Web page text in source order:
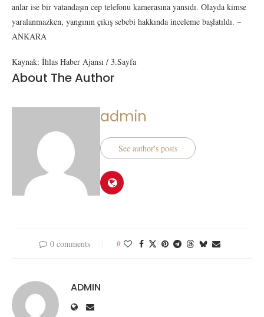
anlar ise bir vatandaşın cep telefonu kamerasına yansıdı. Olayda kimse
yaralanmazken, yangının çıkış sebebi hakkında inceleme başlatıldı. –
ANKARA
Kaynak: İhlas Haber Ajansı / 3.Sayfa
About The Author
admin
See author's posts
0 comments 0
ADMIN